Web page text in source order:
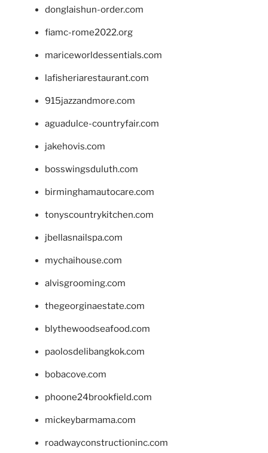
donglaishun-order.com
fiamc-rome2022.org
mariceworldessentials.com
lafisheriarestaurant.com
915jazzandmore.com
aguadulce-countryfair.com
jakehovis.com
bosswingsduluth.com
birminghamautocare.com
tonyscountrykitchen.com
jbellasnailspa.com
mychaihouse.com
alvisgrooming.com
thegeorginaestate.com
blythewoodseafood.com
paolosdelibangkok.com
bobacove.com
phoone24brookfield.com
mickeybarmama.com
roadwayconstructioninc.com